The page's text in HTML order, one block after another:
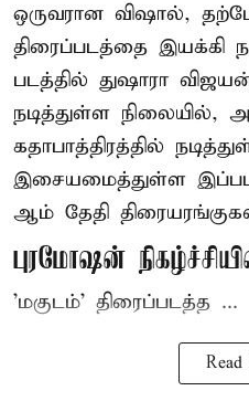
ஒருவரான விஷால்,
திரைப்படத்தை இயக்கி
படத்தில் துஷாரா
நடித்துள்ள நிலையில்,
கதாபாத்திரத்தில்
இசையமைத்துள்ள
ஆம் தேதி
புரமோஷன்
'மகுடம்' திரைப்படத்த ...